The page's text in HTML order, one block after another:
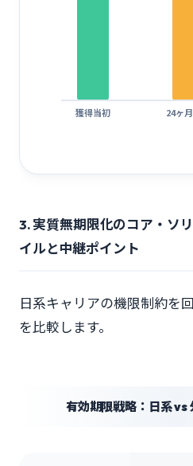
獲得当初 24ヶ
3. 実質無期限化のコア・ソ
イルと中継ポイント
日系キャリアの機限制約を
を比較します。
有効期限戦略：日系 vs